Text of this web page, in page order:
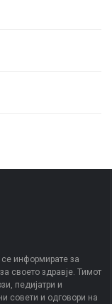
информирате за
своето здравје. Тимот
педијатри и
совети и одговори на